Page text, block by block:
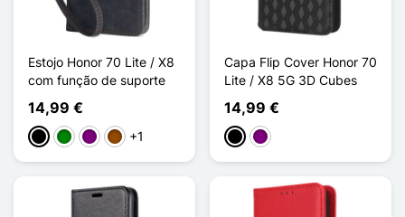
Estojo Honor 70 Lite / X8
com função de suporte
14,99 €
PretoVerdePúrpuraCastanho
+1
Capa Flip Cover Honor 70
Lite / X8 5G 3D Cubes
14,99 €
PretoPúrpura